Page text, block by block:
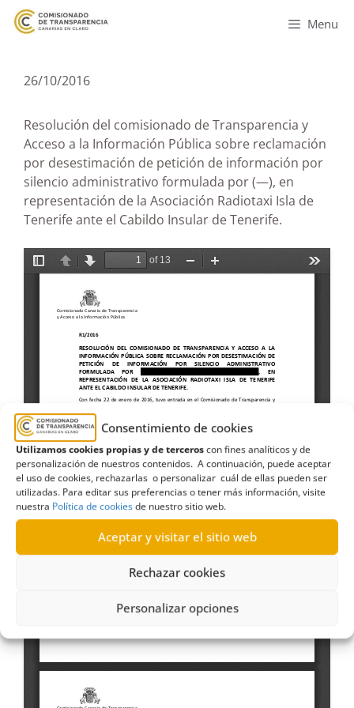
Consentimiento de cookies
Utilizamos cookies propias y de terceroscon fines analíticos y de
personalización de nuestros contenidos. A continuación, puede aceptar
el uso de cookies, rechazarlas o personalizar cuál de ellas pueden ser
utilizadas. Para editar sus preferencias o tener más información, visite
nuestra Política de cookiesde nuestro sitio web.
Aceptar y visitar el sitio web
Rechazar cookies
Personalizar opciones
Menu
26/10/2016
Resolución del comisionado de Transparencia y
Acceso a la Información Pública sobre reclamación
por desestimación de petición de información por
silencio administrativo formulada por (—), en
representación de la Asociación Radiotaxi Isla de
Tenerife ante el Cabildo Insular de Tenerife.